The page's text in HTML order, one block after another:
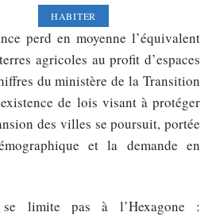
HABITER
perd en moyenne l’équivalent
agricoles au profit d’espaces
du ministère de la Transition
de lois visant à protéger
des villes se poursuit, portée
et la demande en
limite pas à l’Hexagone :